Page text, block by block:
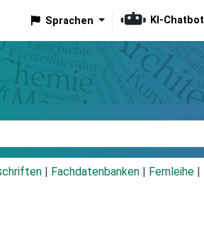
Sprachen KI-Chatbot
Fachdatenbanken Fernleihe